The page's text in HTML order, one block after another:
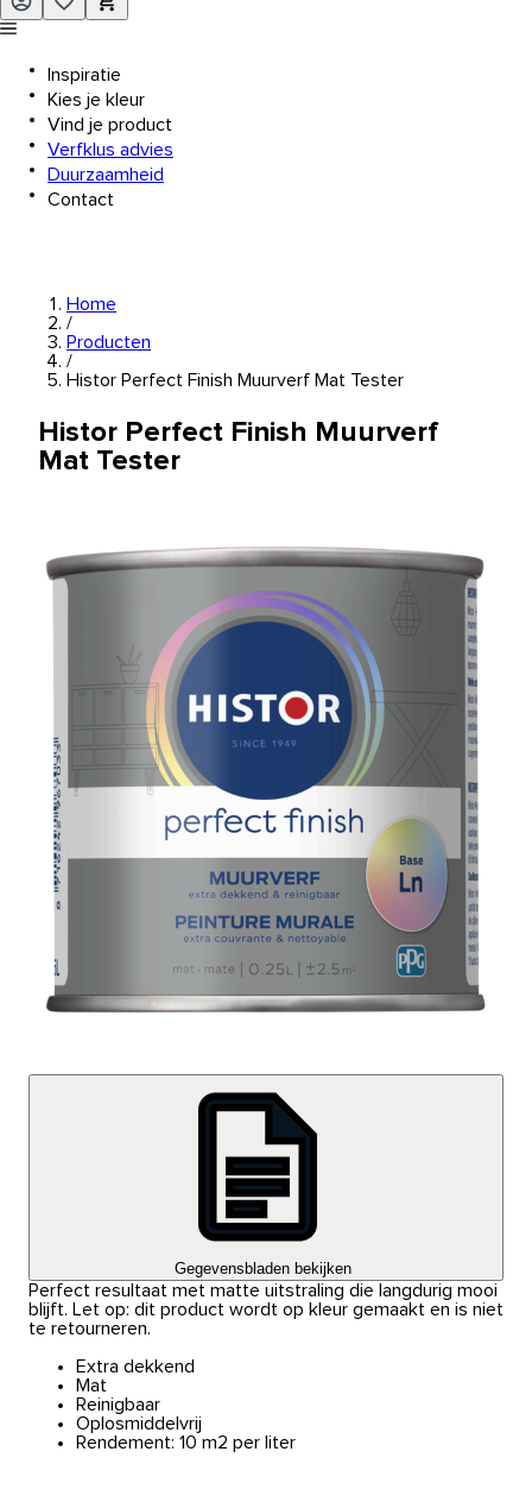
Inspiratie
Kies je kleur
Vind je product
Verfklus advies
Duurzaamheid
Contact
Home
/
Producten
/
Histor Perfect Finish Muurverf Mat Tester
Histor Perfect Finish Muurverf
Mat Tester
Gegevensbladen bekijken
Perfect resultaat met matte uitstraling die langdurig mooi
blijft. Let op: dit product wordt op kleur gemaakt en is niet
te retourneren.
Extra dekkend
Mat
Reinigbaar
Oplosmiddelvrij
Rendement: 10 m2 per liter